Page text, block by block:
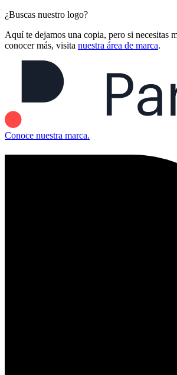
¿Buscas nuestro logo?
Aquí te dejamos una copia, pero si necesitas
conocer más, visita nuestra área de marca.
Conoce nuestra marca.